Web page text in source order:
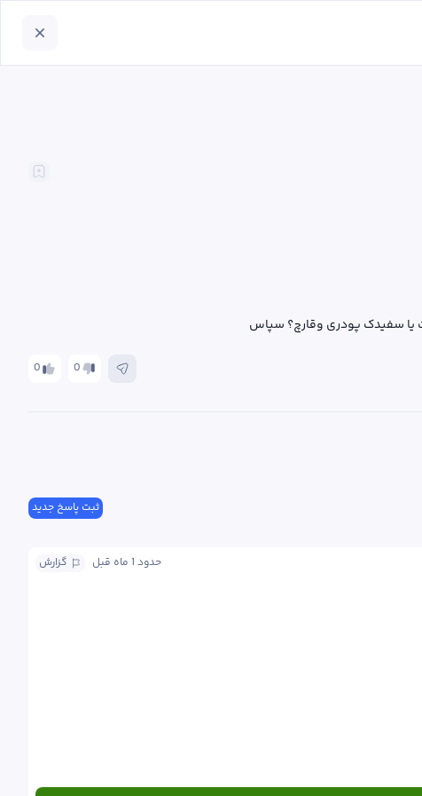
یا سفیدک پودری وقارچ؟ سپاس
0 0
ثبت پاسخ جدید
گزارش حدود 1 ماه قبل